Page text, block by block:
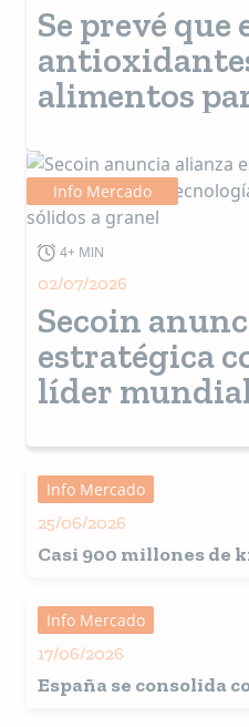
Se prevé que
alimentos
dólares
Info Mercado
4+ MIN
02/07/2026
Secoin
estratégica
líder
para sólidos
Info Mercado
25/06/2026
Casi 900 millones de
España
Info Mercado
17/06/2026
Españase consolida